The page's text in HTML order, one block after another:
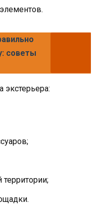
советы
экстерьера: